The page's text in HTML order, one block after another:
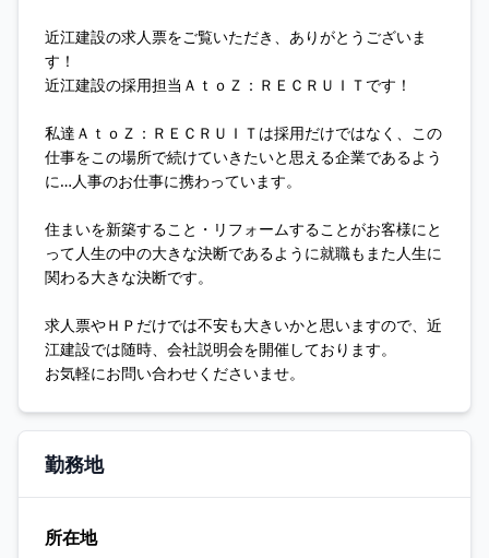
近江建設の求人票をご覧いただき、ありがとうございま
す！
近江建設の採用担当ＡｔｏＺ：ＲＥＣＲＵＩＴです！
私達ＡｔｏＺ：ＲＥＣＲＵＩＴは採用だけではなく、この
仕事をこの場所で続けていきたいと思える企業であるよう
に…人事のお仕事に携わっています。
住まいを新築すること・リフォームすることがお客様にと
って人生の中の大きな決断であるように就職もまた人生に
関わる大きな決断です。
求人票やＨＰだけでは不安も大きいかと思いますので、近
江建設では随時、会社説明会を開催しております。
お気軽にお問い合わせくださいませ。
勤務地
所在地